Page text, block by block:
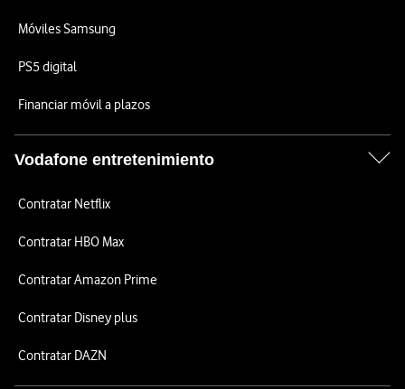
Móviles Samsung
PS5 digital
Financiar móvil a plazos
Vodafone entretenimiento
Contratar Netflix
Contratar HBO Max
Contratar Amazon Prime
Contratar Disney plus
Contratar DAZN